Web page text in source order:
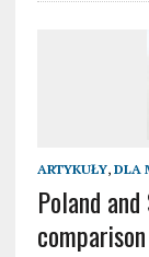
ARTYKUŁY, DLA
Poland
comparison